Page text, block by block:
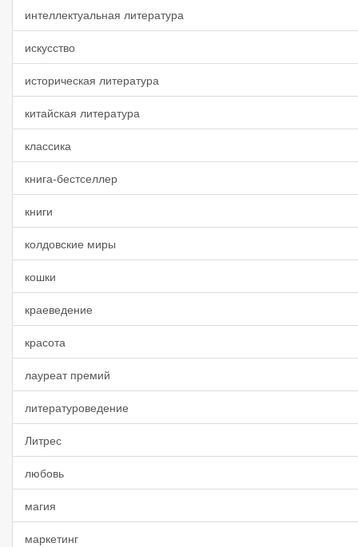
интеллектуальная литература
искусство
историческая литература
китайская литература
классика
книга-бестселлер
книги
колдовские миры
кошки
краеведение
красота
лауреат премий
литературоведение
Литрес
любовь
магия
маркетинг